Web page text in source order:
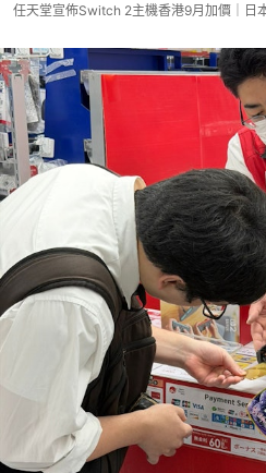
任天堂宣佈Switch 2主機香港9月加價｜日